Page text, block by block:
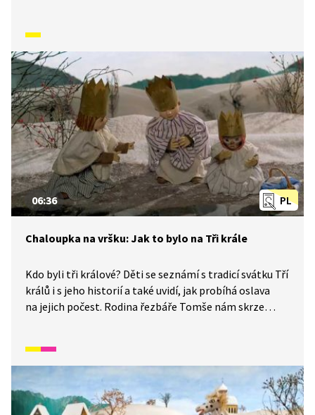
představíme písničky i dobový kontext, ve kterém
vznikly. V tomto díle se naučíme Bude zima, bude mráz.
PL
06:36
Chaloupka na vršku: Jak to bylo na Tři krále
Kdo byli tři králové? Děti se seznámí s tradicí svátku Tří
králů i s jeho historií a také uvidí, jak probíhá oslava
na jejich počest. Rodina řezbáře Tomše nám skrze
životy v souladu s přírodou. Video inspirované lidovými
zvyky a písněmi navazuje na poetiku klasických
Trnkových filmů. Pohádka je vhodná také jako
doplňkový materiál k výuce češtiny pro cizince.